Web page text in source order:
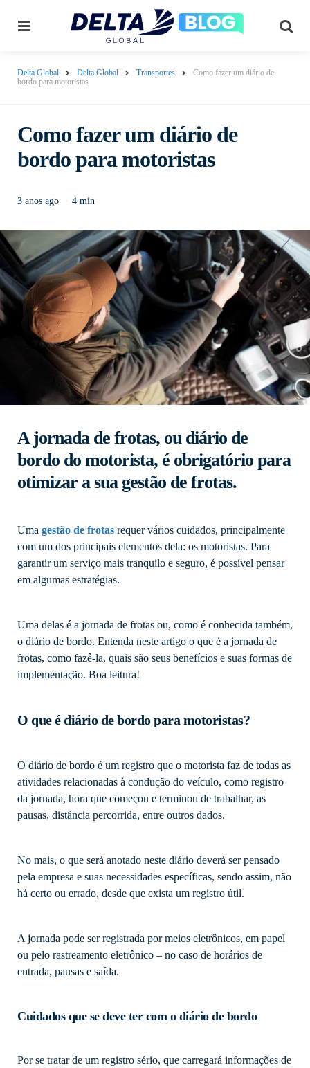
Delta Global Delta Global Transportes
Como fazer um diário de
bordo para motoristas
Como fazer um diário de
bordo para motoristas
3 anos ago 4 min
A jornada de frotas, ou diário de
bordo do motorista, é obrigatório para
otimizar a sua gestão de frotas.
Uma gestão de frotas requer vários cuidados, principalmente
com um dos principais elementos dela: os motoristas. Para
garantir um serviço mais tranquilo e seguro, é possível pensar
em algumas estratégias.
Uma delas é a jornada de frotas ou, como é conhecida também,
o diário de bordo. Entenda neste artigo o que é a jornada de
frotas, como fazê-la, quais são seus benefícios e suas formas de
implementação. Boa leitura!
O que é diário de bordo para motoristas?
O diário de bordo é um registro que o motorista faz de todas as
atividades relacionadas à condução do veículo, como registro
da jornada, hora que começou e terminou de trabalhar, as
pausas, distância percorrida, entre outros dados.
No mais, o que será anotado neste diário deverá ser pensado
pela empresa e suas necessidades específicas, sendo assim, não
há certo ou errado, desde que exista um registro útil.
A jornada pode ser registrada por meios eletrônicos, em papel
ou pelo rastreamento eletrônico – no caso de horários de
entrada, pausas e saída.
Cuidados que se deve ter com o diário de bordo
Por se tratar de um registro sério, que carregará informações de